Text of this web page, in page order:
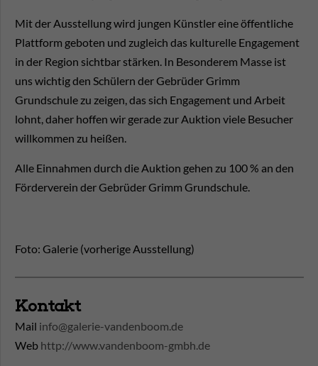
Mit der Ausstellung wird jungen Künstler eine öffentliche
Plattform geboten und zugleich das kulturelle Engagement
in der Region sichtbar stärken. In Besonderem Masse ist
uns wichtig den Schülern der Gebrüder Grimm
Grundschule zu zeigen, das sich Engagement und Arbeit
lohnt, daher hoffen wir gerade zur Auktion viele Besucher
willkommen zu heißen.
Alle Einnahmen durch die Auktion gehen zu 100 % an den
Förderverein der Gebrüder Grimm Grundschule.
Foto: Galerie (vorherige Ausstellung)
Kontakt
Mail info@galerie-vandenboom.de
Web http://www.vandenboom-gmbh.de